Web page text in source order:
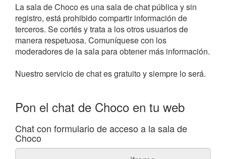
La sala de Choco es una sala de chat pública y sin
registro, está prohibido compartir información de
terceros. Se cortés y trata a los otros usuarios de
manera respetuosa. Comuníquese con los
moderadores de la sala para obtener más información.
Nuestro servicio de chat es gratuito y siempre lo será.
Pon el chat de Choco en tu web
Chat con formulario de acceso a la sala de
Choco
Código